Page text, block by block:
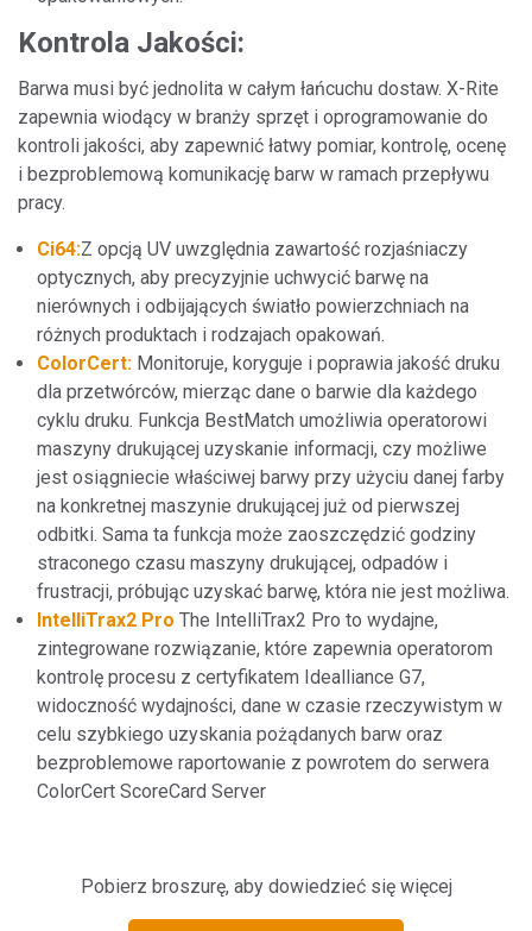
Kontrola Jakości:
Barwa musi być jednolita w całym łańcuchu dostaw. X-Rite
zapewnia wiodący w branży sprzęt i oprogramowanie do
kontroli jakości, aby zapewnić łatwy pomiar, kontrolę, ocenę
i bezproblemową komunikację barw w ramach przepływu
pracy.
Ci64:Z opcją UV uwzględnia zawartość rozjaśniaczy
optycznych, aby precyzyjnie uchwycić barwę na
nierównych i odbijających światło powierzchniach na
różnych produktach i rodzajach opakowań.
ColorCert: Monitoruje, koryguje i poprawia jakość druku
dla przetwórców, mierząc dane o barwie dla każdego
cyklu druku. Funkcja BestMatch umożliwia operatorowi
maszyny drukującej uzyskanie informacji, czy możliwe
jest osiągniecie właściwej barwy przy użyciu danej farby
na konkretnej maszynie drukującej już od pierwszej
odbitki. Sama ta funkcja może zaoszczędzić godziny
straconego czasu maszyny drukującej, odpadów i
frustracji, próbując uzyskać barwę, która nie jest możliwa.
IntelliTrax2 Pro The IntelliTrax2 Pro to wydajne,
zintegrowane rozwiązanie, które zapewnia operatorom
kontrolę procesu z certyfikatem Idealliance G7,
widoczność wydajności, dane w czasie rzeczywistym w
celu szybkiego uzyskania pożądanych barw oraz
bezproblemowe raportowanie z powrotem do serwera
ColorCert ScoreCard Server
Pobierz broszurę, aby dowiedzieć się więcej